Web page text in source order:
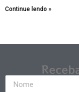
Continue lendo »